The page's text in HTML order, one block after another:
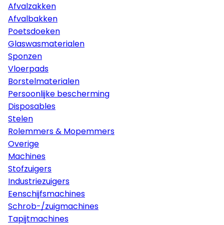
Afvalzakken
Afvalbakken
Poetsdoeken
Glaswasmaterialen
Sponzen
Vloerpads
Borstelmaterialen
Persoonlijke bescherming
Disposables
Stelen
Rolemmers & Mopemmers
Overige
Machines
Stofzuigers
Industriezuigers
Eenschijfsmachines
Schrob-/zuigmachines
Tapijtmachines